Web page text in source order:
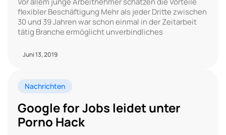
flexibler Beschäftigung Mehr als jeder Dritte zwischen
30 und 39 Jahren war schon einmal in der Zeitarbeit
tätig Branche ermöglicht unverbindliches
Juni 13, 2019
Nachrichten
Google for Jobs leidet unter
Porno Hack